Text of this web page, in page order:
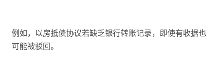
例如，以房抵债协议若缺乏银行转账记录，即使有收据也
可能被驳回。